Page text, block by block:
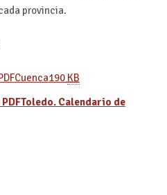
provincia.
Cuenca190 KB
Toledo. Calendario de